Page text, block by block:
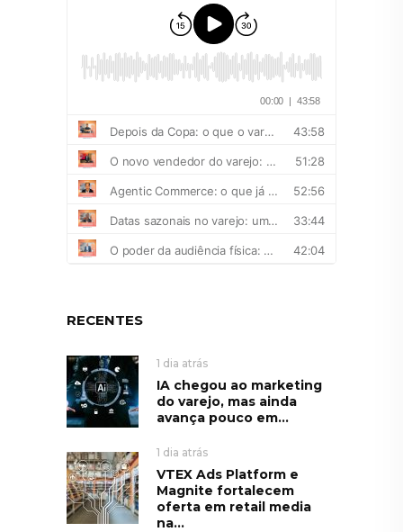
RECENTES
1 dia atrás
IA chegou ao marketing
do varejo, mas ainda
avança pouco em...
1 dia atrás
VTEX Ads Platform e
Magnite fortalecem
oferta em retail media
na...